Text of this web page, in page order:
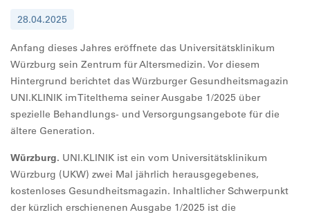
28.04.2025
Anfang dieses Jahres eröffnete das Universitätsklinikum
Würzburg sein Zentrum für Altersmedizin. Vor diesem
Hintergrund berichtet das Würzburger Gesundheitsmagazin
UNI.KLINIK im Titelthema seiner Ausgabe 1/2025 über
spezielle Behandlungs- und Versorgungsangebote für die
ältere Generation.
Würzburg. UNI.KLINIK ist ein vom Universitätsklinikum
Würzburg (UKW) zwei Mal jährlich herausgegebenes,
kostenloses Gesundheitsmagazin. Inhaltlicher Schwerpunkt
der kürzlich erschienenen Ausgabe 1/2025 ist die